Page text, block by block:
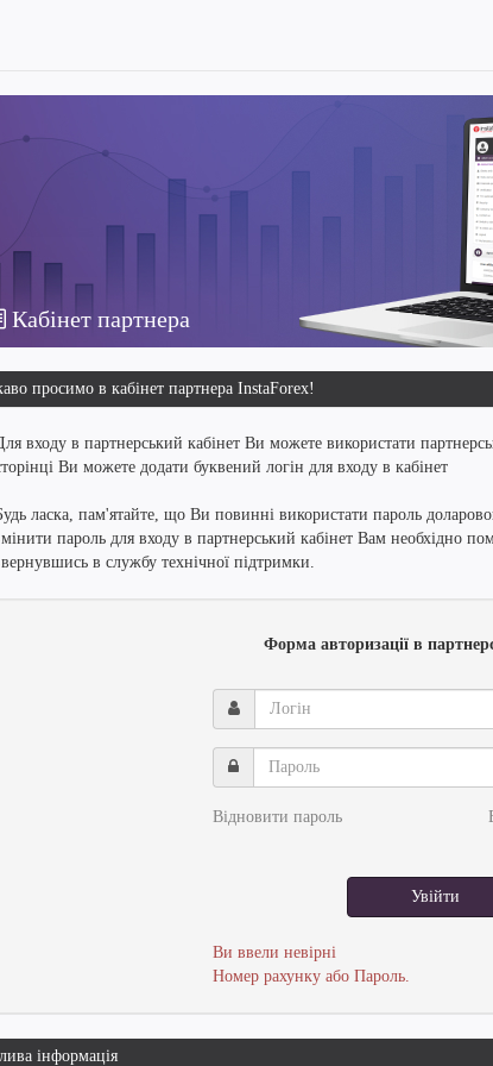
Кабінет партнера
просимо в кабінет партнера InstaForex!
входу в партнерський кабінет Ви можете використати
Ви можете додати буквений логін для входу в кабінет
ласка, пам'ятайте, що Ви повинні використати пароль
пароль для входу в партнерський кабінет Вам необхідно
в службу технічної підтримки.
Форма авторизації в
Логін
Пароль
Відновити пароль
Увійти
Ви ввели невірні
Номер рахунку або Пароль.
інформація